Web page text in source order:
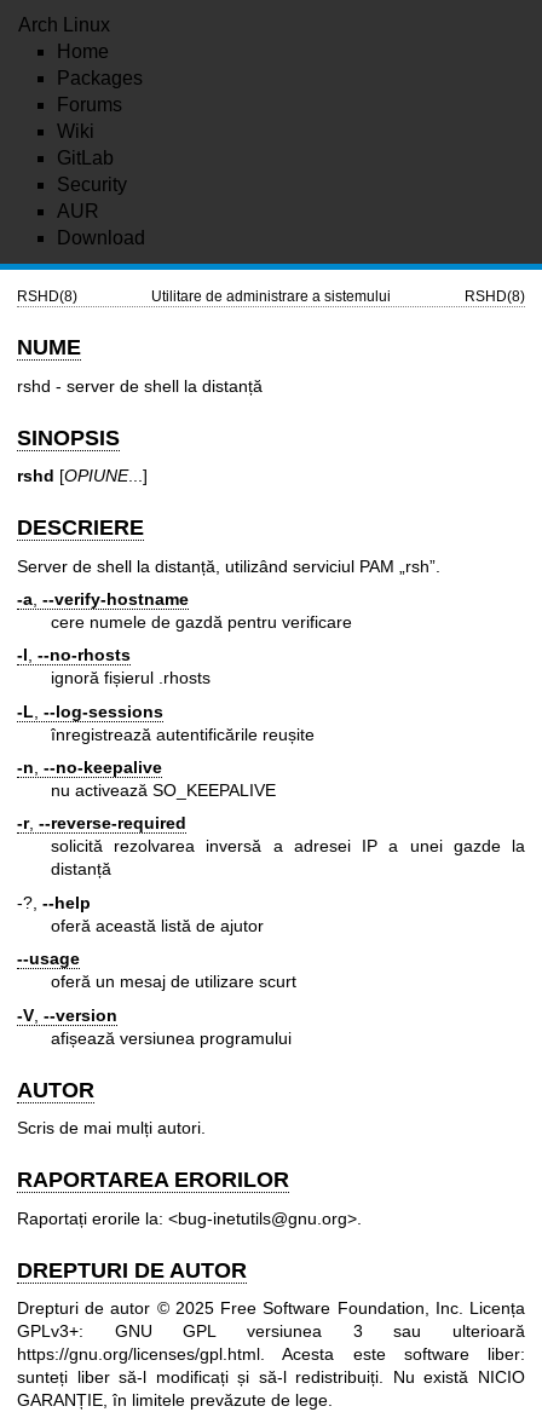
Arch Linux
Home
Packages
Forums
Wiki
GitLab
Security
AUR
Download
RSHD(8) Utilitare de administrare a sistemului RSHD(8)
NUME
rshd - server de shell la distanță
SINOPSIS
rshd [OPIUNE...]
DESCRIERE
Server de shell la distanță, utilizând serviciul PAM „rsh”.
-a --verify-hostname
cere numele de gazdă pentru verificare
-l, --no-rhosts
ignoră fișierul .rhosts
-L --log-sessions
înregistrează autentificările reușite
-n --no-keepalive
nu activează SO_KEEPALIVE
-r, --reverse-required
solicită rezolvarea inversă a adresei IP a unei gazde la
distanță
-?, --help
oferă această listă de ajutor
--usage
oferă un mesaj de utilizare scurt
-V --version
afișează versiunea programului
AUTOR
Scris de mai mulți autori.
RAPORTAREA ERORILOR
Raportați erorile la: <bug-inetutils@gnu.org>.
DREPTURI DE AUTOR
Drepturi de autor © 2025 Free Software Foundation, Inc. Licența
GPLv3+: GNU GPL versiunea 3 sau ulterioară
https://gnu.org/licenses/gpl.html .Acesta este software liber:
sunteți liber să-l modificați și să-l redistribuiți. Nu există NICIO
GARANȚIE, în limitele prevăzute de lege.